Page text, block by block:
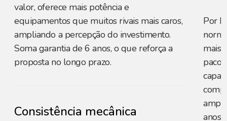
valor, oferece mais potência e
equipamentos que muitos rivais mais caros,
ampliando a percepção do investimento.
Soma garantia de 6 anos, o que reforça a
proposta no longo prazo.
Consistência mecânica
Por
mais
anos